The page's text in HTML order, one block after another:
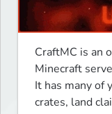
CraftMC is an
Minecraft
It has many of
crates, land